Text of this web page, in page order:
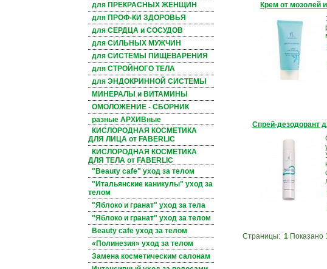
для ПРЕКРАСНЫХ ЖЕНЩИН
для ПРОФ-КИ ЗДОРОВЬЯ
для СЕРДЦА и СОСУДОВ
для СИЛЬНЫХ МУЖЧИН
для СИСТЕМЫ ПИЩЕВАРЕНИЯ
для СТРОЙНОГО ТЕЛА
для ЭНДОКРИННОЙ СИСТЕМЫ
МИНЕРАЛЫ и ВИТАМИНЫ
ОМОЛОЖЕНИЕ - СБОРНИК
разные АРХИВные
КИСЛОРОДНАЯ КОСМЕТИКА
ДЛЯ ЛИЦА от FABERLIC
КИСЛОРОДНАЯ КОСМЕТИКА
ДЛЯ ТЕЛА от FABERLIC
"Beauty cafe" уход за телом
"Итальянские каникулы" уход за
телом
"Яблоко и гранат" уход за тела
"Яблоко и гранат" уход за телом
Beauty cafe уход за телом
«Полинезия» уход за телом
Замена косметическим салонам
Крем от мозолей
Спрей-дезодорант
Страницы: 1 Показано